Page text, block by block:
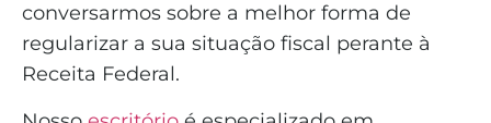
conversarmos sobre a melhor forma de
regularizar a sua situação fiscal perante à
Receita Federal.